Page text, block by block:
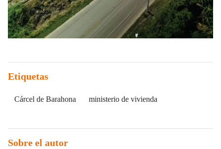
Etiquetas
Cárcel de Barahona ministerio de vivienda
Sobre el autor